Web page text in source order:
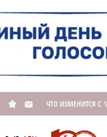
s M ЧТО ИЗМЕНИТСЯ С